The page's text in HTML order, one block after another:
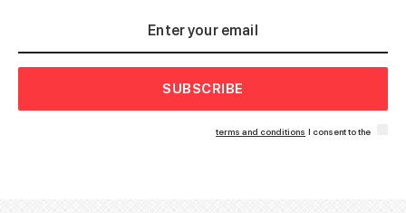
SUBSCRIBE
I consent to the
terms and conditions